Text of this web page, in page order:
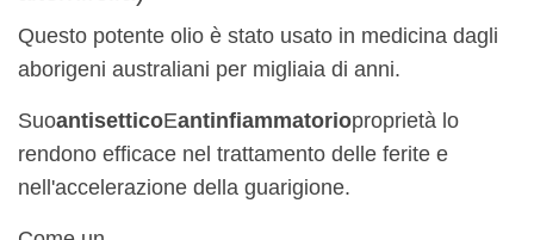
Questo potente olio è stato usato in medicina dagli
aborigeni australiani per migliaia di anni.
SuoantisetticoEantinfiammatorioproprietà lo
rendono efficace nel trattamento delle ferite e
nell'accelerazione della guarigione.